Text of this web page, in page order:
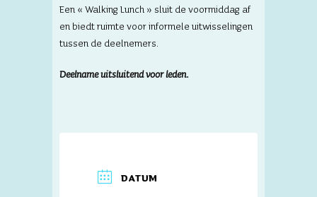
Een « Walking Lunch » sluit de voormiddag af
en biedt ruimte voor informele uitwisselingen
tussen de deelnemers.
Deelname uitsluitend voor leden.
DATUM